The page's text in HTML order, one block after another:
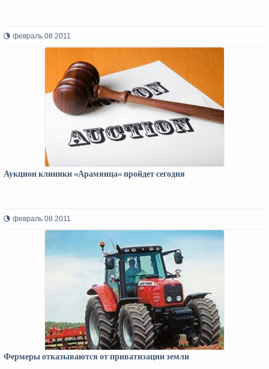
февраль 08 2011
Аукцион клиники «Арамянца» пройдет сегодня
февраль 08 2011
Фермеры отказываются от приватизации земли